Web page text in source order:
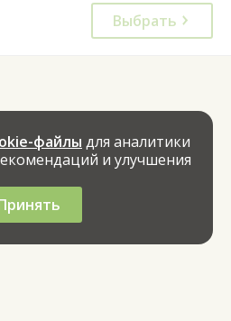
Выбрать
файлы для аналитики
и улучшения